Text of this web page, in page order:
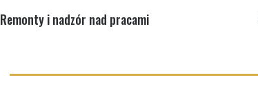
Remonty i nadzór nad pracami